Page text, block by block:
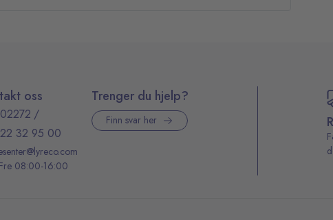
oss
/
32 95 00
08:00-16:00
Trenger du hjelp?
Finn svar her